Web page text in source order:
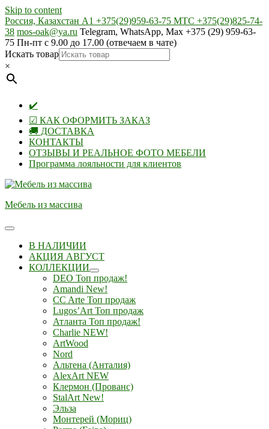
Skip to content
Россия, Казахстан А1 +375(29)959-63-75 МТС +375(29)825-74-
38 mos-oak@ya.ru Telegram, WhatsApp, Max +375 (29) 959-63-
75 Пн-пт с 9.00 до 17.00 (отвечаем в чате)
Искать товар
×
✔️
☑ КАК ОФОРМИТЬ ЗАКАЗ
🚚 ДОСТАВКА
КОНТАКТЫ
ОТЗЫВЫ И РЕАЛЬНОЕ ФОТО МЕБЕЛИ
Программа лояльности для клиентов
Мебель из массива
В НАЛИЧИИ
АКЦИЯ АВГУСТ
КОЛЛЕКЦИИ
DEO Топ продаж!
Amandi New!
CC Arte Топ продаж
Lugos’Art Топ продаж
Атланта Топ продаж!
Charlie NEW!
ArtWood
Nord
Альтена (Анталия)
AlexArt NEW
Клермон (Прованс)
StalArt New!
Эльза
Монтерей (Мориц)